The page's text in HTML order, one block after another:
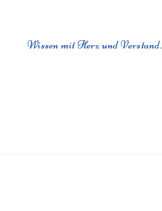
Wissen mit Herz und Verstand.